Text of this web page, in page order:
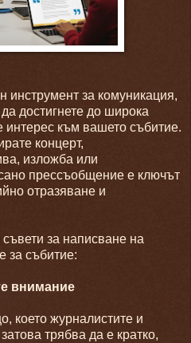
за комуникация,
достигнете до широка
интерес към вашето събитие.
концерт,
изложба или
прессъобщение е ключът
отразяване и
за написване на
за събитие:
внимание
което журналистите и
трябва да е кратко,